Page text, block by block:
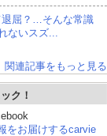
退屈？…そんな常識
ないスズ...
関連記事をもっと見る
ク！
をお届けするcarvie